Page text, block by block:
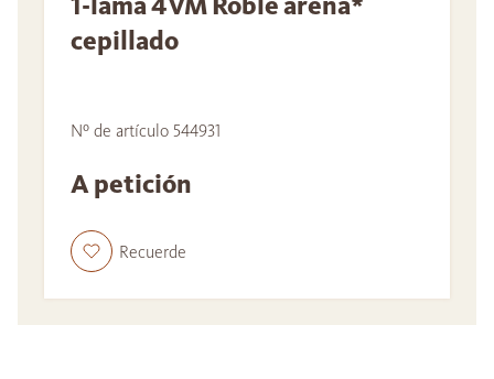
cepillado
Nº de artículo 544931
A petición
Recuerde